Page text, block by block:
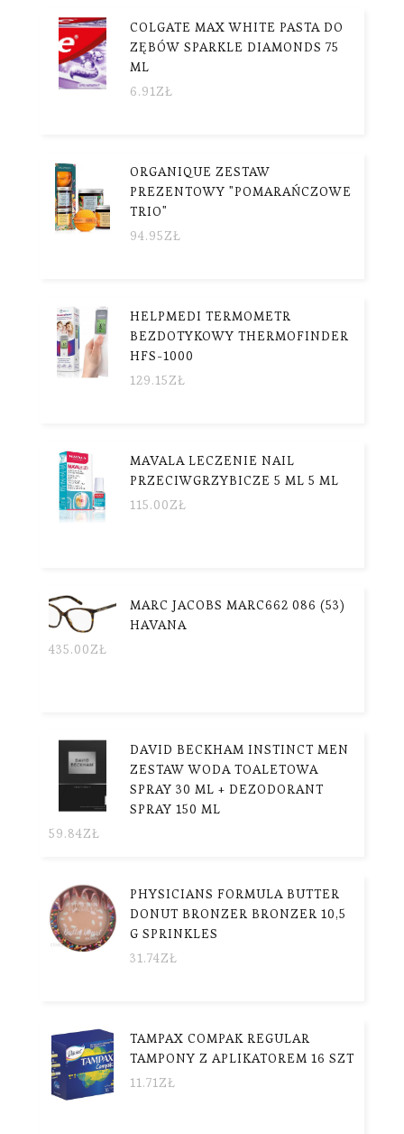
COLGATE MAX WHITE PASTA DO
ZĘBÓW SPARKLE DIAMONDS 75
ML
6.91ZŁ
ORGANIQUE ZESTAW
PREZENTOWY "POMARAŃCZOWE
TRIO"
94.95ZŁ
HELPMEDI TERMOMETR
BEZDOTYKOWY THERMOFINDER
HFS-1000
129.15ZŁ
MAVALA LECZENIE NAIL
PRZECIWGRZYBICZE 5 ML 5 ML
115.00ZŁ
MARC JACOBS MARC662 086 (53)
HAVANA
435.00ZŁ
DAVID BECKHAM INSTINCT MEN
ZESTAW WODA TOALETOWA
SPRAY 30 ML + DEZODORANT
SPRAY 150 ML
59.84ZŁ
PHYSICIANS FORMULA BUTTER
DONUT BRONZER BRONZER 10,5
G SPRINKLES
31.74ZŁ
TAMPAX COMPAK REGULAR
TAMPONY Z APLIKATOREM 16 SZT
11.71ZŁ